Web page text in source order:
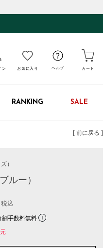
ン お気に入り ヘルプ カート
RANKING SALE
[ 前に戻る ]
）
ルー）
税込
割手数料無料